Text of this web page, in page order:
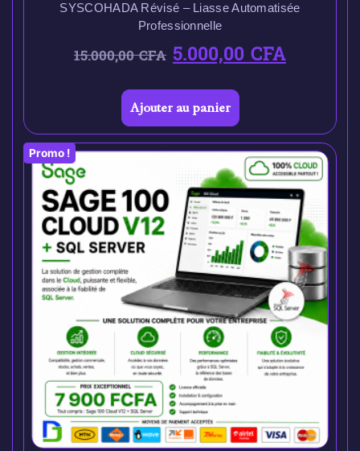
SYSCOHADA Révisé – Liasse Automatisée
Professionnelle
15.000,00CFA 5.000,00CFA
Ajouter au panier
Promo !